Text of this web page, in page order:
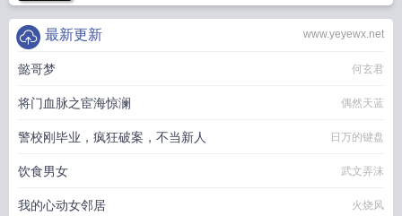
www.yeyewx.net
最新更新
懿哥梦 何玄君
将门血脉之宦海惊澜 偶然天蓝
警校刚毕业，疯狂破案，不当新人 日万的键盘
饮食男女 武文弄沫
我的心动女邻居 火烧风